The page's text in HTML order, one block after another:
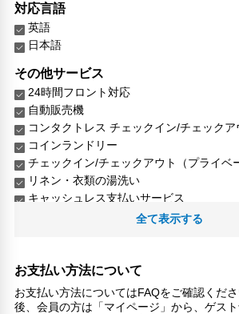
対応言語
英語
日本語
その他サービス
24時間フロント対応
自動販売機
コンタクトレス チェックイン/チェックア
コインランドリー
チェックイン/チェックアウト（プライベ
リネン・衣類の湯洗い
キャッシュレス支払いサービス
全て表示する
お支払い方法について
お支払い方法についてはFAQをご確認くだ
後、会員の方は「マイページ」から、ゲス